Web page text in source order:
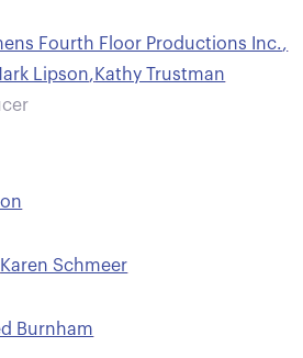
Fourth Floor Productions Inc.,
Lipson, Kathy Trustman
Karen Schmeer
Burnham